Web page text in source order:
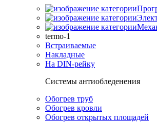
termo-1
Встраиваемые
Накладные
На DIN-рейку
Системы антиобледенения
Обогрев труб
Обогрев кровли
Обогрев открытых площадей